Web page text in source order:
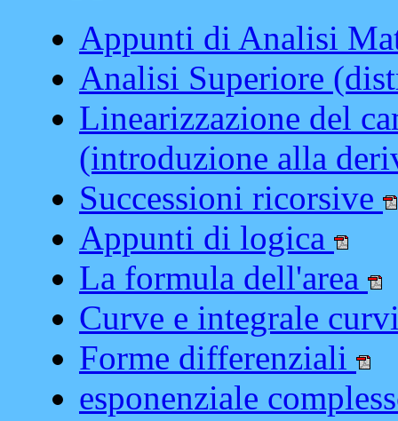
Appunti di Analisi
Analisi Superiore
Linearizzazione del
(introduzione alla
Successioni ricorsive
Appunti di logica
La formula dell'area
Curve e integrale
Forme differenziali
esponenziale